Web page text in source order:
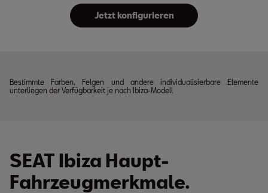
Jetzt konfigurieren
Bestimmte Farben, Felgen und andere individualisierbare Elemente
unterliegen der Verfügbarkeit je nach Ibiza-Modell
SEAT Ibiza Haupt-
Fahrzeugmerkmale.